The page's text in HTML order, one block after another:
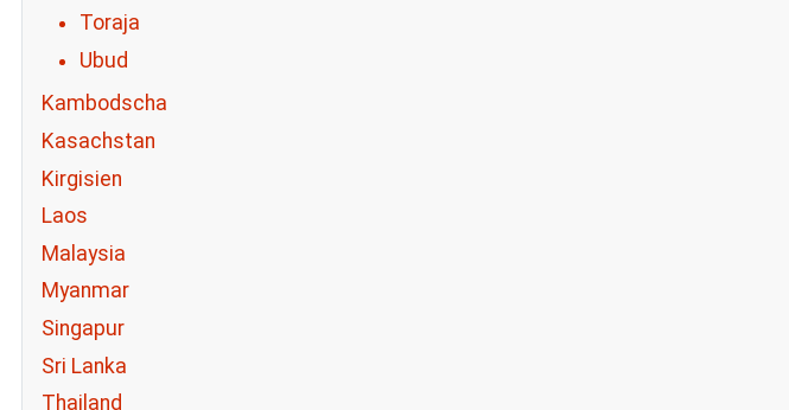
Toraja
Ubud
Kambodscha
Kasachstan
Kirgisien
Laos
Malaysia
Myanmar
Singapur
Sri Lanka
Thailand